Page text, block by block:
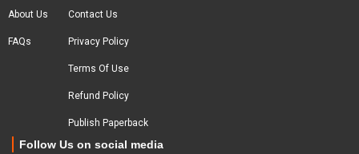
About Us
FAQs
Contact Us
Privacy Policy
Terms Of Use
Refund Policy
Publish Paperback
Follow Us on social media